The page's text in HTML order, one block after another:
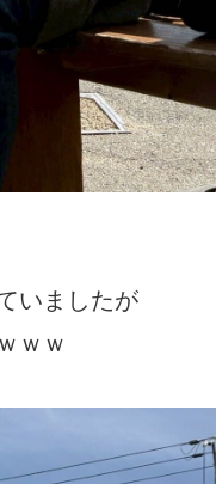
いましたが
ｗｗ